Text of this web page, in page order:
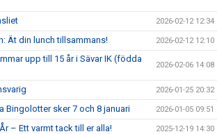
2026-02-12 12:34
Ät din lunch tillsammans! 2026-02-12 12:10
upp till 15 år i Sävar IK (födda
2026-02-06 14:08
2026-01-25 20:32
Bingolotter sker 7 och 8 januari 2026-01-05 09:51
– Ett varmt tack till er alla! 2025-12-19 14:30